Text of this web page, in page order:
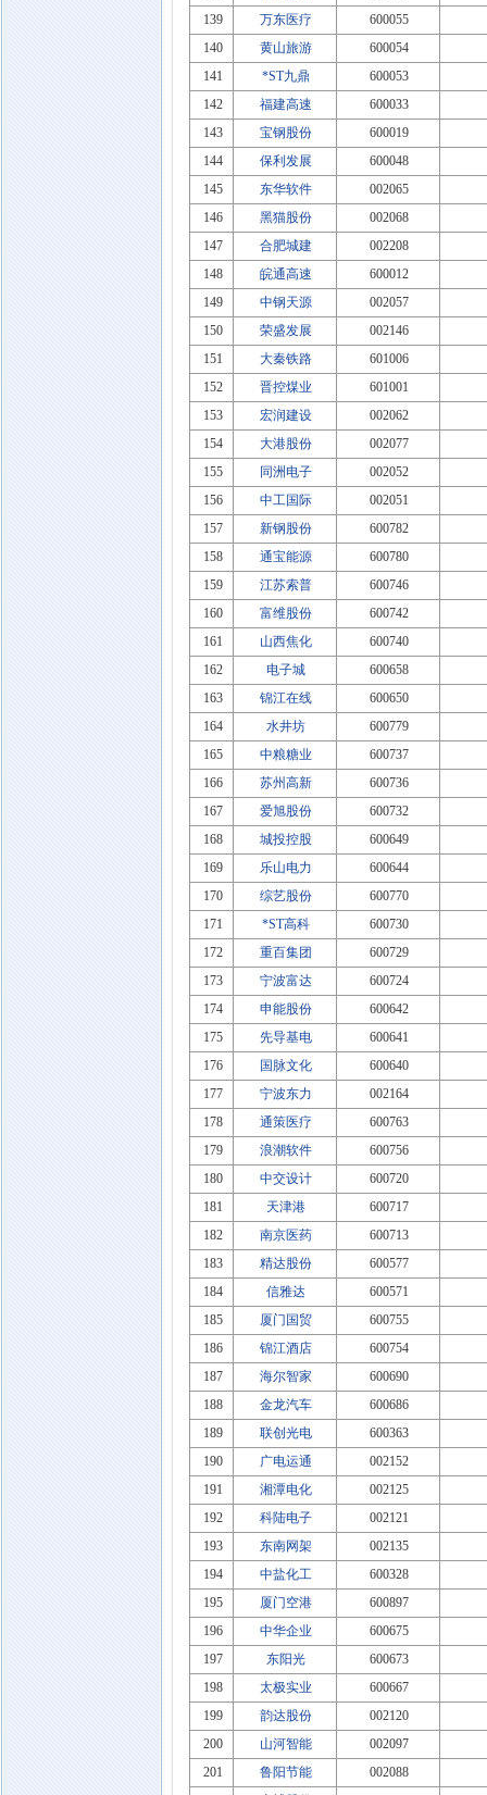
139
万东医疗
600055
140
黄山旅游
600054
141
*ST九鼎
600053
142
福建高速
600033
143
宝钢股份
600019
144
保利发展
600048
145
东华软件
002065
146
黑猫股份
002068
147
合肥城建
002208
148
皖通高速
600012
149
中钢天源
002057
150
荣盛发展
002146
151
大秦铁路
601006
152
晋控煤业
601001
153
宏润建设
002062
154
大港股份
002077
155
同洲电子
002052
156
中工国际
002051
157
新钢股份
600782
158
通宝能源
600780
159
江苏索普
600746
160
富维股份
600742
161
山西焦化
600740
162
电子城
600658
163
锦江在线
600650
164
水井坊
600779
165
中粮糖业
600737
166
苏州高新
600736
167
爱旭股份
600732
168
城投控股
600649
169
乐山电力
600644
170
综艺股份
600770
171
*ST高科
600730
172
重百集团
600729
173
宁波富达
600724
174
申能股份
600642
175
先导基电
600641
176
国脉文化
600640
177
宁波东力
002164
178
通策医疗
600763
179
浪潮软件
600756
180
中交设计
600720
181
天津港
600717
182
南京医药
600713
183
精达股份
600577
184
信雅达
600571
185
厦门国贸
600755
186
锦江酒店
600754
187
海尔智家
600690
188
金龙汽车
600686
189
联创光电
600363
190
广电运通
002152
191
湘潭电化
002125
192
科陆电子
002121
193
东南网架
002135
194
中盐化工
600328
195
厦门空港
600897
196
中华企业
600675
197
东阳光
600673
198
太极实业
600667
199
韵达股份
002120
200
山河智能
002097
201
鲁阳节能
002088